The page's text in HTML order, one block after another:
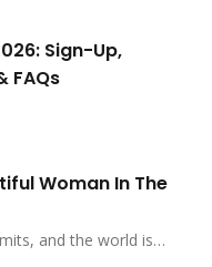
Sign-Up,
FAQs
Woman In The
and the world is
to celebrate the